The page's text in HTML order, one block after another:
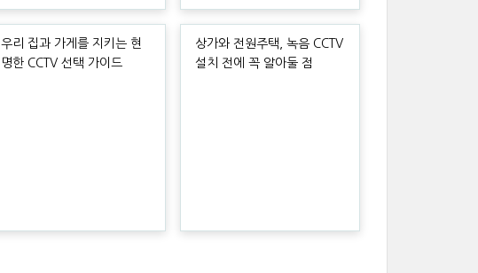
우리 집과 가게를 지키는 현
명한 CCTV 선택 가이드
상가와 전원주택, 녹음 CCTV
설치 전에 꼭 알아둘 점